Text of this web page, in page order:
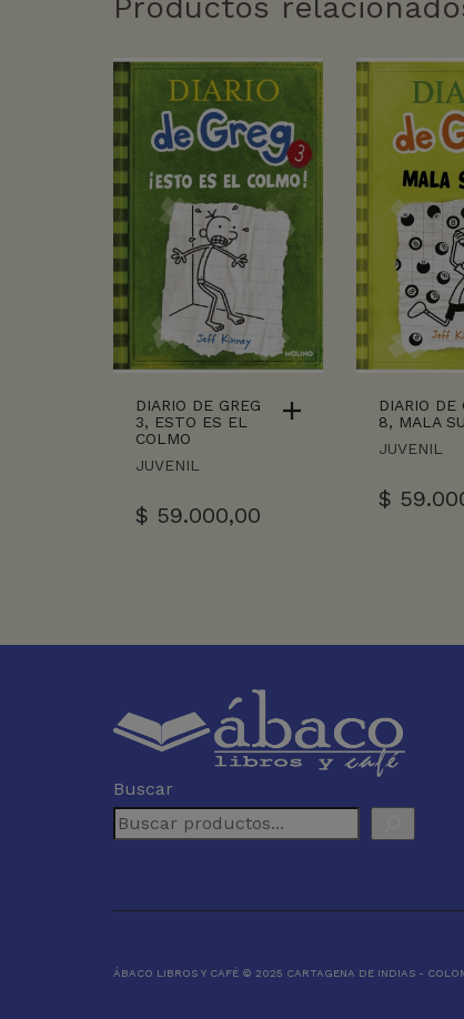
DIARIO DE GREG
3, ESTO ES EL
COLMO
JUVENIL
$ 59.000,00
DIARIO DE
8, MALA
JUVENIL
$
Buscar
ÁBACO LIBROS Y CAFÉ © 2025 CARTAGENA DE INDIAS -